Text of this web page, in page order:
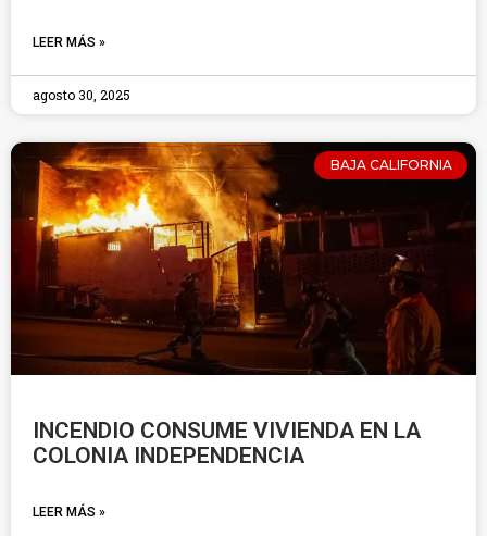
LEER MÁS »
agosto 30, 2025
BAJA CALIFORNIA
INCENDIO CONSUME VIVIENDA EN LA
COLONIA INDEPENDENCIA
LEER MÁS »